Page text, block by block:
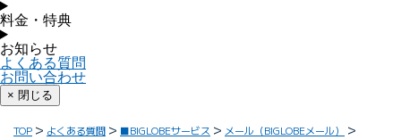
料金・特典
お知らせ
よくある質問
お問い合わせ
× 閉じる
TOP よくある質問 ■BIGLOBEサービス
メール（BIGLOBEメール）